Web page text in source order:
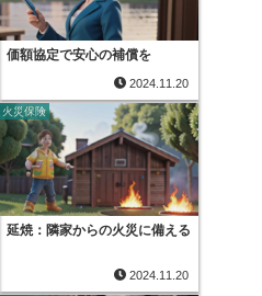
価額協定で安心の補償を
2024.11.20
火災保険
延焼：隣家からの火災に備える
2024.11.20